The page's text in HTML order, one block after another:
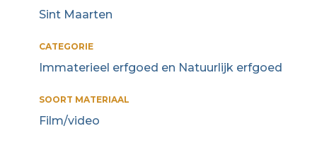
Sint Maarten
CATEGORIE
Immaterieel erfgoed en Natuurlijk erfgoed
SOORT MATERIAAL
Film/video